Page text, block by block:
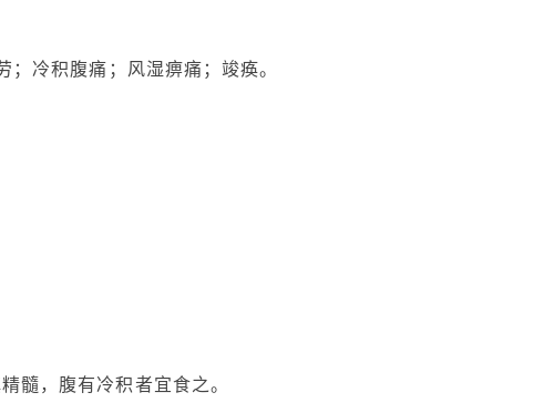
冷积腹痛；风湿痹痛；竣痪。
髓，腹有冷积者宜食之。